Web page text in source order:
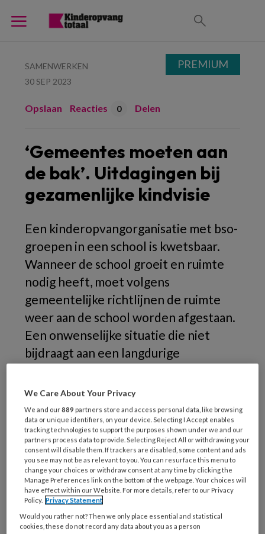
SAMENWERKEN
30 SEP 2023
Opslaan Reacties 0 Delen
‘Gemeentes moeten aan
de bak’. Uitdagingen bij
gezamenlijke kindvisie
Een kinderopvangorganisatie met bso-
groepen in een school is kwetsbaar.
Wanneer de school groeit en ruimte
nodig heeft, moet volgens
gemeentelijke richtlijnen de ruimte
weer aan de school worden afgestaan.
Een onwenselijke situatie die niet
bijdraagt aan een langdurige
een gedeelde kindvisie in de
gemeente kan helpen om tot een
integraal huisvestingsplan te komen.
Maar dan zijn er nog steeds haken en
ogen, blijkt uit de praktijk.
Monique
PREMIUM
We Care About Your Privacy
We and our889 partners store and access personal data, like browsing
data or unique identifiers, on your device. Selecting I Accept enables
tracking technologies to support the purposes shown under we and our
partners process data to provide. Selecting Reject All or withdrawing your
consent will disable them. If trackers are disabled, some content and ads
you see may not be as relevant to you. You can resurface this menu to
change your choices or withdraw consent at any time by clicking the
Manage Preferences link on the bottom of the webpage. Your choices will
have effect within our Website. For more details, refer to our Privacy
Policy. Privacy Statement
Would you rather not? Then we only place essential and statistical
cookies, these do not record any data about you as a person